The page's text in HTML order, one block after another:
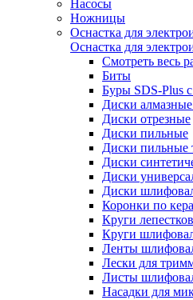
Насосы
Ножницы
Оснастка для
Оснастка для
Смотреть весь
Биты
Буры SDS-Plus
Диски
Диски отрезные
Диски пильные
Диски пильные
Диски
Диски
Диски
Коронки по
Круги
Круги
Ленты
Лески для
Листы
Насадки для